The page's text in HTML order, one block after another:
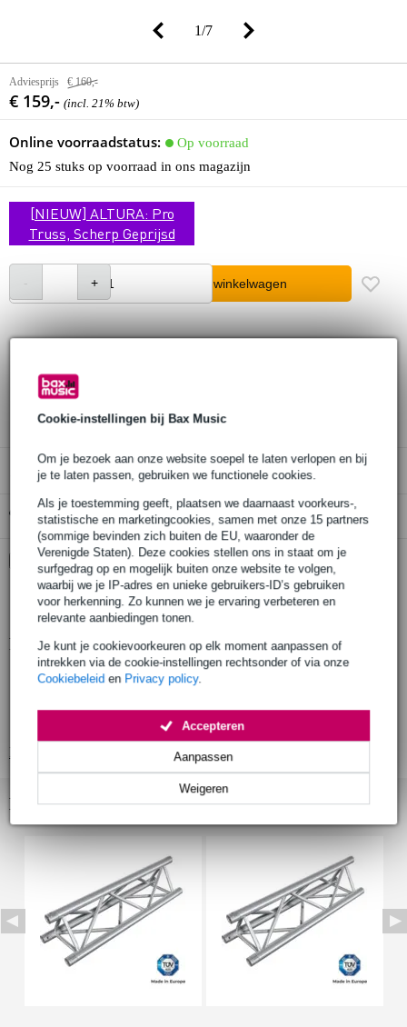
Cookie-instellingen bij Bax Music
Om je bezoek aan onze website soepel te laten verlopen en bij
je te laten passen, gebruiken we functionele cookies.
Als je toestemming geeft, plaatsen we daarnaast voorkeurs-,
statistische en marketingcookies, samen met onze 15 partners
(sommige bevinden zich buiten de EU, waaronder de
Verenigde Staten). Deze cookies stellen ons in staat om je
surfgedrag op en mogelijk buiten onze website te volgen,
waarbij we je IP-adres en unieke gebruikers-ID’s gebruiken
voor herkenning. Zo kunnen we je ervaring verbeteren en
relevante aanbiedingen tonen.
Je kunt je cookievoorkeuren op elk moment aanpassen of
intrekken via de cookie-instellingen rechtsonder of via onze
Cookiebeleid en Privacy policy.
Weigeren
Aanpassen
Accepteren
1/7
Adviesprijs € 160,-
€ 159,- (incl. 21% btw)
Online voorraadstatus:
Op voorraad
Nog 25 stuks op voorraad in ons magazijn
[NIEUW] ALTURA: Pro
Truss, Scherp Geprijsd
In winkelwagen
30 dagen 'niet goed geld terug' garantie
Alleen geschikt voor:
Gratis ophalen in de winkel
Kies nu voor 2 jaar extra Bax Music garantie en meer
voordelen
€ 7,95 eenmalig
Productinformatie
geproduceerd in Europa volgens strenge eisen
productie door gekwalificeerd personeel en geavanceerde lasrobots
Bekijk alle productspecificaties
Bekijk ook eens (8)